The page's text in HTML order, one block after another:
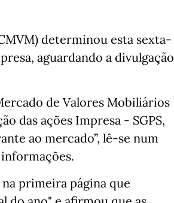
determinou esta sexta-
aguardando a divulgação
de Valores Mobiliários
das ações Impresa - SGPS,
ao mercado”, lê-se num
primeira página que